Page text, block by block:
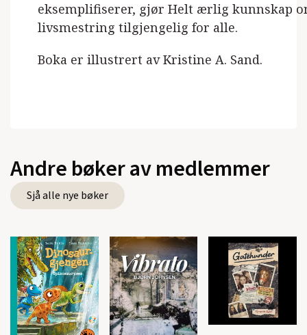
eksemplifiserer, gjør Helt ærlig kunnskap
livsmestring tilgjengelig for alle.
Boka er illustrert av Kristine A. Sand.
Andre bøker av medlemmer
Sjå alle nye bøker